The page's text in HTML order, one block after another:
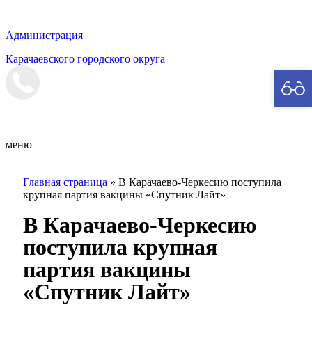
Администрация
Карачаевского городского округа
меню
Главная страница » В Карачаево-Черкесию поступила
крупная партия вакцины «Спутник Лайт»
В Карачаево-Черкесию
поступила крупная
партия вакцины
«Спутник Лайт»